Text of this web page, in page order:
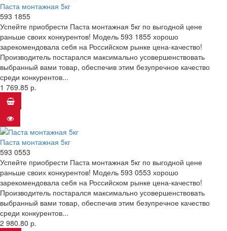
Паста монтажная 5кг
593 1855
Успейте приобрести Паста монтажная 5кг по выгодной цене
раньше своих конкурентов! Модель 593 1855 хорошо
зарекомендовала себя на Российском рынке цена-качество!
Производитель постарался максимально усовершенствовать
выбранный вами товар, обеспечив этим безупречное качество
среди конкурентов...
1 769.85 р.
Паста монтажная 5кг
593 0553
Успейте приобрести Паста монтажная 5кг по выгодной цене
раньше своих конкурентов! Модель 593 0553 хорошо
зарекомендовала себя на Российском рынке цена-качество!
Производитель постарался максимально усовершенствовать
выбранный вами товар, обеспечив этим безупречное качество
среди конкурентов...
2 980.80 р.